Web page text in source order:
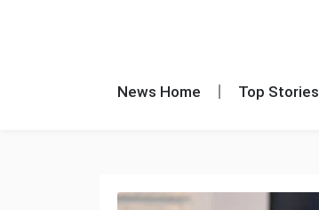
News Home Top Stories